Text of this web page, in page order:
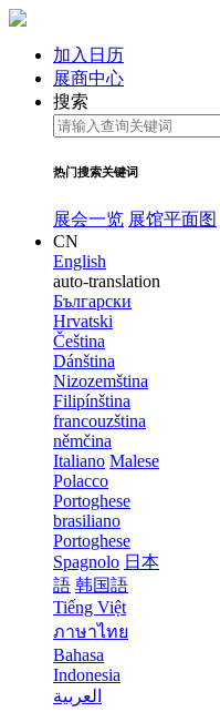
加入日历
展商中心
搜索
热门搜索关键词
展会一览 展馆平面图
CN
English
auto-translation
Български
Hrvatski
Čeština
Dánština
Nizozemština
Filipínština
francouzština
němčina
Italiano Malese
Polacco
Portoghese
brasiliano
Portoghese
Spagnolo 日本
語 韩国語
Tiếng Việt
ภาษาไทย
Bahasa
Indonesia
العربية